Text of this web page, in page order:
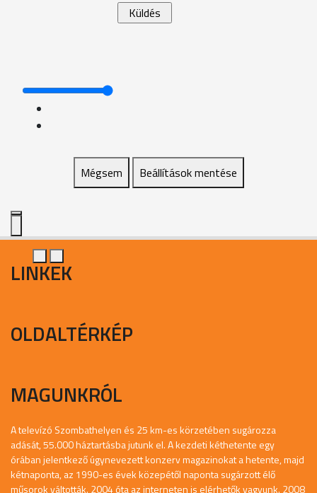
Mégsem Beállítások mentése
LINKEK
OLDALTÉRKÉP
MAGUNKRÓL
A televízó Szombathelyen és 25 km-es körzetében sugározza
adását, 55.000 háztartásba jutunk el. A kezdeti kéthetente egy
órában jelentkező úgynevezett konzerv magazinokat a hetente, majd
kétnaponta, az 1990-es évek közepétől naponta sugárzott élő
műsorok váltották. 2004 óta az interneten is elérhetők vagyunk. 2008